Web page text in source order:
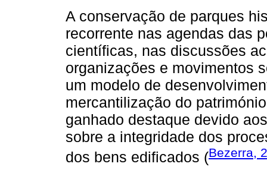
A conservação de parques
recorrente nas agendas das
científicas, nas discussões
organizações e movimentos
um modelo de
mercantilização do
ganhado destaque devido
sobre a integridade dos
dos bens edificados (Bezerra,